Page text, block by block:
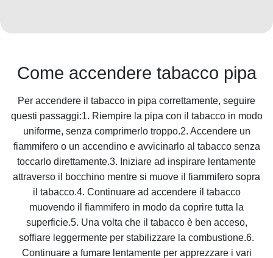
Come accendere tabacco pipa
Per accendere il tabacco in pipa correttamente, seguire
questi passaggi:1. Riempire la pipa con il tabacco in modo
uniforme, senza comprimerlo troppo.2. Accendere un
fiammifero o un accendino e avvicinarlo al tabacco senza
toccarlo direttamente.3. Iniziare ad inspirare lentamente
attraverso il bocchino mentre si muove il fiammifero sopra
il tabacco.4. Continuare ad accendere il tabacco
muovendo il fiammifero in modo da coprire tutta la
superficie.5. Una volta che il tabacco è ben acceso,
soffiare leggermente per stabilizzare la combustione.6.
Continuare a fumare lentamente per apprezzare i vari